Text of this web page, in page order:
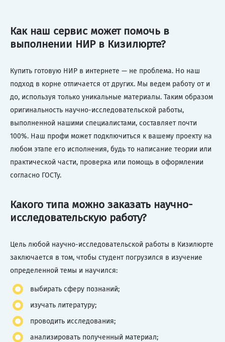
Как наш сервис может помочь в
выполнении НИР в Кизилюрте?
Купить готовую НИР в интернете — не проблема. Но наш
подход в корне отличается от других. Мы ведем работу от и
до, используя только уникальные материалы. Таким образом
оригинальность научно-исследовательской работы,
выполненной нашими специалистами, составляет почти
100%. Наш профи может подключиться к вашему проекту на
любом этапе его исполнения, будь то написание теории или
практической части, проверка или помощь в оформлении
согласно ГОСТу.
Какого типа можно заказать научно-
исследовательскую работу?
Цель любой научно-исследовательской работы в Кизилюрте
заключается в том, чтобы студент погрузился в изучение
определенной темы и научился:
выбирать сферу познаний;
изучать литературу;
проводить исследования;
анализировать полученный материал;